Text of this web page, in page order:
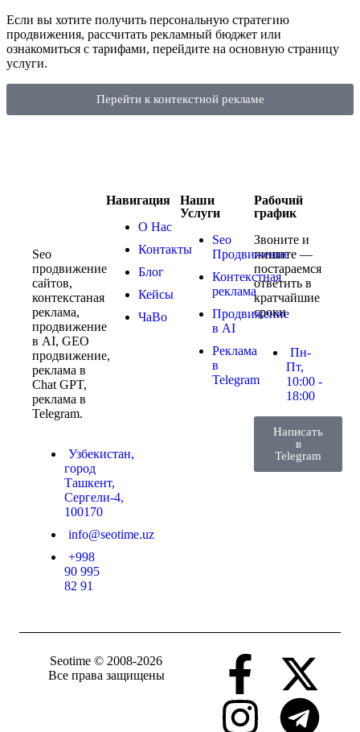
Если вы хотите получить персональную стратегию
продвижения, рассчитать рекламный бюджет или
ознакомиться с тарифами, перейдите на основную страницу
услуги.
Перейти к контекстной рекламе
Seo
продвижение
сайтов,
контекстаная
реклама,
продвижение
в AI, GEO
продвижение,
реклама в
Chat GPT,
реклама в
Telegram.
Узбекистан,
город
Ташкент,
Сергели-4,
100170
info@seotime.uz
+998
90 995
82 91
Навигация
О Нас
Контакты
Блог
Кейсы
ЧаВо
Наши
Услуги
Seo
Продвижение
Контекстная
реклама
Продвижение
в AI
Реклама
в
Telegram
Рабочий
график
Звоните и
пишите —
постараемся
ответить в
кратчайшие
сроки
Пн-
Пт,
10:00 -
18:00
Написать
в
Telegram
Seotime © 2008-2026
Все права защищены